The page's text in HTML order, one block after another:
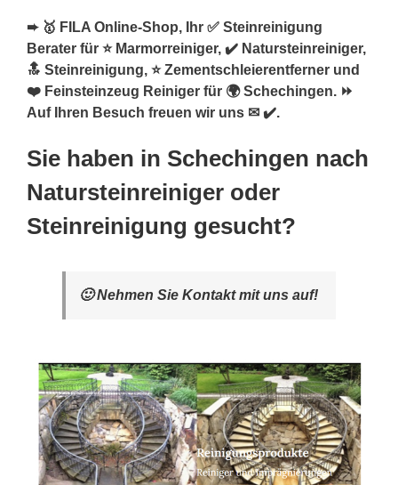
➨ 🥇 FILA Online-Shop, Ihr ✅ Steinreinigung
Berater für ⭐ Marmorreiniger, ✔️ Natursteinreiniger,
🔝 Steinreinigung, ⭐ Zementschleierentferner und
❤️ Feinsteinzeug Reiniger für 🌍 Schechingen. ⏩
Auf Ihren Besuch freuen wir uns ✉ ✔️.
Sie haben in Schechingen nach
Natursteinreiniger oder
Steinreinigung gesucht?
🙂 Nehmen Sie Kontakt mit uns auf!